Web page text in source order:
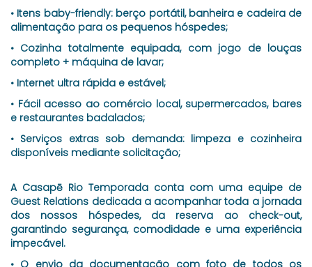
• Itens baby-friendly: berço portátil, banheira e cadeira de
alimentação para os pequenos hóspedes;
• Cozinha totalmente equipada, com jogo de louças
completo + máquina de lavar;
• Internet ultra rápida e estável;
• Fácil acesso ao comércio local, supermercados, bares
e restaurantes badalados;
• Serviços extras sob demanda: limpeza e cozinheira
disponíveis mediante solicitação;
A Casapē Rio Temporada conta com uma equipe de
Guest Relations dedicada a acompanhar toda a jornada
dos nossos hóspedes, da reserva ao check-out,
garantindo segurança, comodidade e uma experiência
impecável.
• O envio da documentação com foto de todos os